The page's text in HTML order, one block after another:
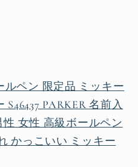
ルペン 限定品 ミッキー
PARKER 名前入
性 女性 高級ボールペン
かっこいい ミッキー